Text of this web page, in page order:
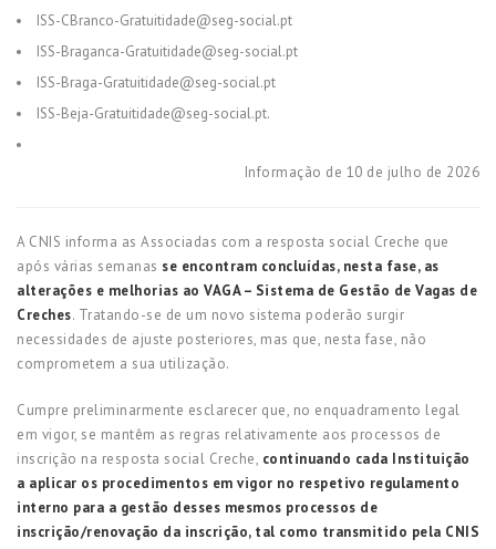
ISS-CBranco-Gratuitidade@seg-social.pt
ISS-Braganca-Gratuitidade@seg-social.pt
ISS-Braga-Gratuitidade@seg-social.pt
ISS-Beja-Gratuitidade@seg-social.pt.
Informação de 10 de julho de 2026
A CNIS informa as Associadas com a resposta social Creche que
após várias semanas se encontram concluídas, nesta fase, as
alterações e melhorias ao VAGA – Sistema de Gestão de Vagas de
Creches. Tratando-se de um novo sistema poderão surgir
necessidades de ajuste posteriores, mas que, nesta fase, não
comprometem a sua utilização.
Cumpre preliminarmente esclarecer que, no enquadramento legal
em vigor, se mantêm as regras relativamente aos processos de
inscrição na resposta social Creche, continuando cada Instituição
a aplicar os procedimentos em vigor no respetivo regulamento
interno para a gestão desses mesmos processos de
inscrição/renovação da inscrição, tal como transmitido pela CNIS